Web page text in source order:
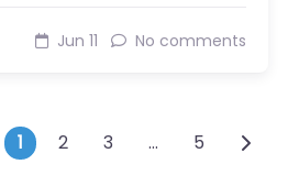
Jun 11 No comments
Posts navigation
1 2 3 … 5